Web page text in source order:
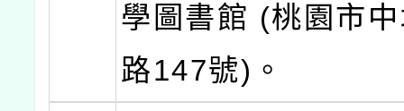
學圖書館 (桃園市
路147號)。